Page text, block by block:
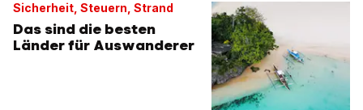
Sicherheit, Steuern, Strand
Das sind die besten
Länder für Auswanderer